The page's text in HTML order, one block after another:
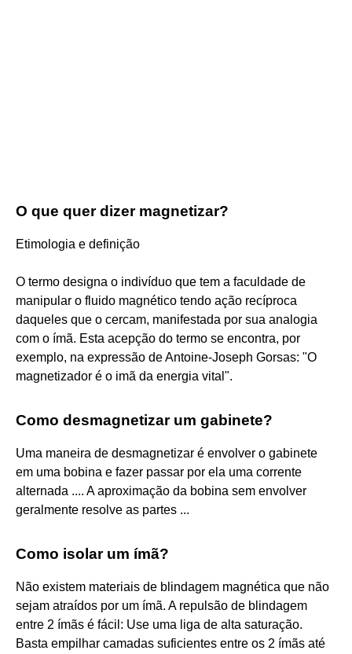
O que quer dizer magnetizar?
Etimologia e definição
O termo designa o indivíduo que tem a faculdade de
manipular o fluido magnético tendo ação recíproca
daqueles que o cercam, manifestada por sua analogia
com o ímã. Esta acepção do termo se encontra, por
exemplo, na expressão de Antoine-Joseph Gorsas: "O
magnetizador é o imã da energia vital".
Como desmagnetizar um gabinete?
Uma maneira de desmagnetizar é envolver o gabinete
em uma bobina e fazer passar por ela uma corrente
alternada .... A aproximação da bobina sem envolver
geralmente resolve as partes ...
Como isolar um ímã?
Não existem materiais de blindagem magnética que não
sejam atraídos por um ímã. A repulsão de blindagem
entre 2 ímãs é fácil: Use uma liga de alta saturação.
Basta empilhar camadas suficientes entre os 2 ímãs até